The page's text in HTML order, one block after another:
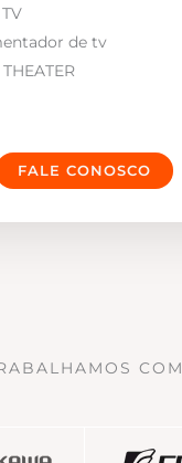
de tv
FALE CONOSCO
COM